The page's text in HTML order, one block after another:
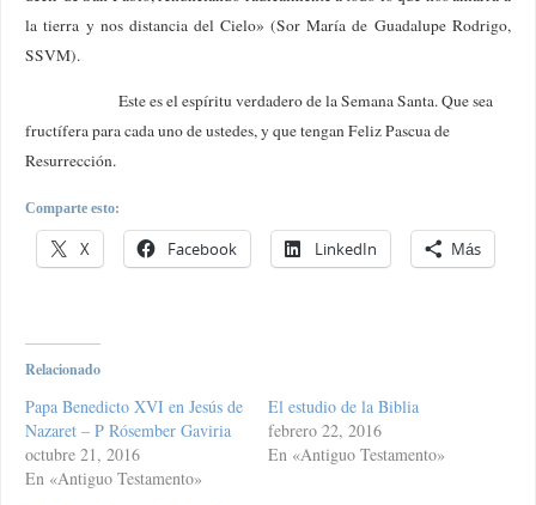
la tierra y nos distancia del Cielo» (Sor María de Guadalupe Rodrigo,
SSVM).
Este es el espíritu verdadero de la Semana Santa. Que sea
fructífera para cada uno de ustedes, y que tengan Feliz Pascua de
Resurrección.
Comparte esto:
X Facebook LinkedIn Más
Relacionado
Papa Benedicto XVI en Jesús de
Nazaret – P Rósember Gaviria
octubre 21, 2016
En «Antiguo Testamento»
El estudio de la Biblia
febrero 22, 2016
En «Antiguo Testamento»